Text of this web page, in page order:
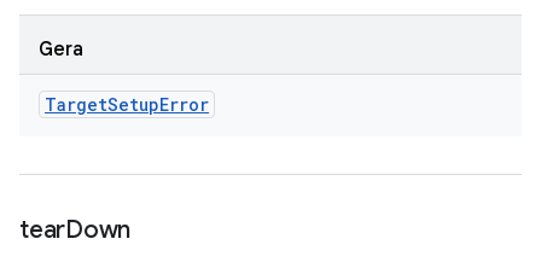
Gera
TargetSetupError
tearDown